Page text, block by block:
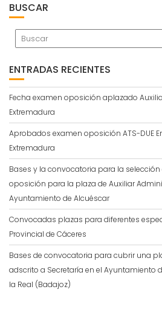
BUSCAR
ENTRADAS RECIENTES
Fecha examen oposición aplazado
Extremadura
Aprobados examen oposición ATS-DUE
Extremadura
Bases y la convocatoria para la
oposición para la plaza de Auxiliar
Ayuntamiento de Alcuéscar
Convocadas plazas para diferentes
Provincial de Cáceres
Bases de convocatoria para cubrir una
adscrito a Secretaría en el Ayuntamiento
la Real (Badajoz)